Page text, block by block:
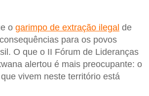
o garimpo de extração ilegal de
para os povos
O que o II Fórum de Lideranças
alertou é mais preocupante: o
vivem neste território está